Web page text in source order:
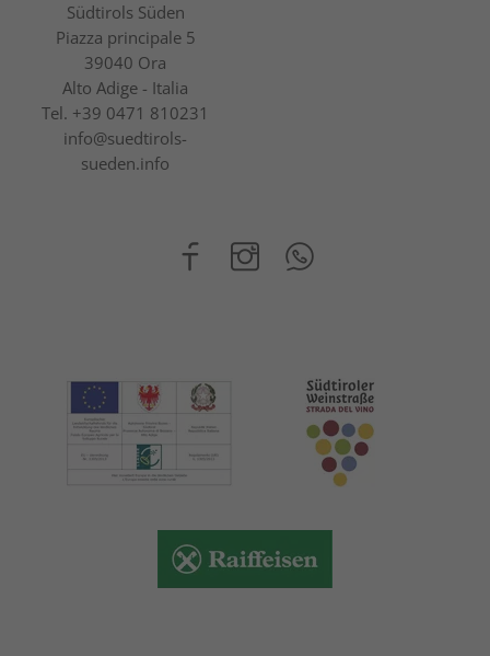
Südtirols Süden
Piazza principale 5
39040 Ora
Alto Adige - Italia
Tel. +39 0471 810231
info@suedtirols-
sueden.info